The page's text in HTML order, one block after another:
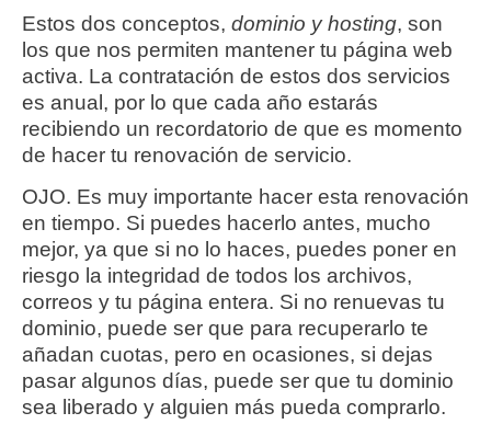
Estos dos conceptos, dominio y hosting, son
los que nos permiten mantener tu página web
activa. La contratación de estos dos servicios
es anual, por lo que cada año estarás
recibiendo un recordatorio de que es momento
de hacer tu renovación de servicio.
OJO. Es muy importante hacer esta renovación
en tiempo. Si puedes hacerlo antes, mucho
mejor, ya que si no lo haces, puedes poner en
riesgo la integridad de todos los archivos,
correos y tu página entera. Si no renuevas tu
dominio, puede ser que para recuperarlo te
añadan cuotas, pero en ocasiones, si dejas
pasar algunos días, puede ser que tu dominio
sea liberado y alguien más pueda comprarlo.